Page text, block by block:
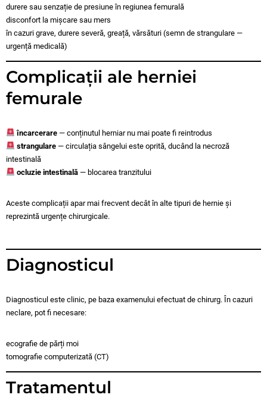
durere sau senzație de presiune în regiunea femurală
disconfort la mișcare sau mers
în cazuri grave, durere severă, greață, vărsături (semn de strangulare —
urgență medicală)
Complicații ale herniei
femurale
încarcerare— conținutul herniar nu mai poate fi reintrodus
strangulare— circulația sângelui este oprită, ducând la necroză
intestinală
ocluzie intestinală— blocarea tranzitului
Aceste complicații apar mai frecvent decât în alte tipuri de hernie și
reprezintă urgențe chirurgicale.
Diagnosticul
Diagnosticul este clinic, pe baza examenului efectuat de chirurg. În cazuri
neclare, pot fi necesare:
ecografie de părți moi
tomografie computerizată (CT)
Tratamentul